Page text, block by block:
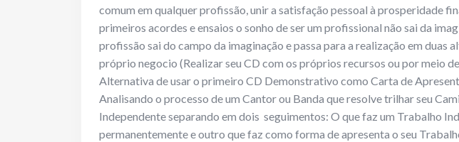
comum em qualquer profissão, unir a satisfação pessoal à prosperidade
primeiros acordes e ensaios o sonho de ser um profissional não sai da
profissão sai do campo da imaginação e passa para a realização em duas
próprio negocio (Realizar seu CD com os próprios recursos ou por meio
Alternativa de usar o primeiro CD Demonstrativo como Carta de
Analisando o processo de um Cantor ou Banda que resolve trilhar seu
Independente separando em dois seguimentos: O que faz um Trabalho
permanentemente e outro que faz como forma de apresenta o seu